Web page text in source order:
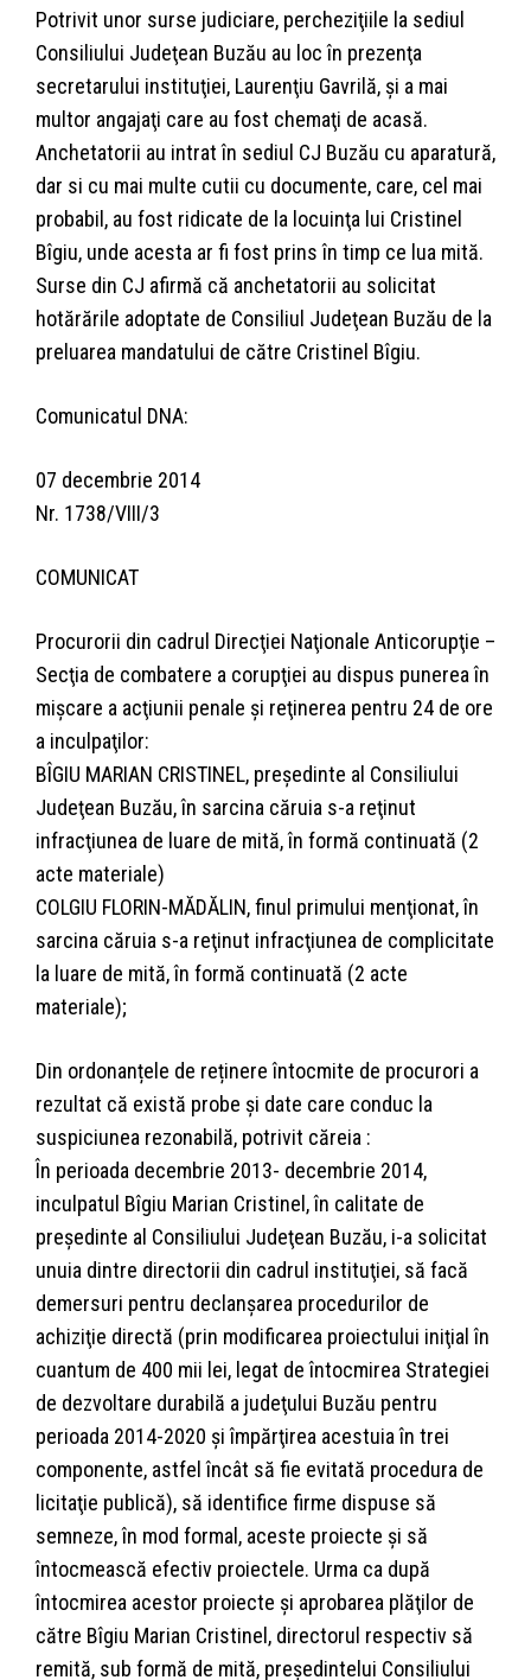
Potrivit unor surse judiciare, percheziţiile la sediul
Consiliului Judeţean Buzău au loc în prezenţa
secretarului instituţiei, Laurenţiu Gavrilă, şi a mai
multor angajaţi care au fost chemaţi de acasă.
Anchetatorii au intrat în sediul CJ Buzău cu aparatură,
dar si cu mai multe cutii cu documente, care, cel mai
probabil, au fost ridicate de la locuinţa lui Cristinel
Bîgiu, unde acesta ar fi fost prins în timp ce lua mită.
Surse din CJ afirmă că anchetatorii au solicitat
hotărările adoptate de Consiliul Judeţean Buzău de la
preluarea mandatului de către Cristinel Bîgiu.
Comunicatul DNA:
07 decembrie 2014
Nr. 1738/VIII/3
COMUNICAT
Procurorii din cadrul Direcţiei Naţionale Anticorupţie –
Secţia de combatere a corupţiei au dispus punerea în
mişcare a acţiunii penale şi reţinerea pentru 24 de ore
a inculpaţilor:
BÎGIU MARIAN CRISTINEL, preşedinte al Consiliului
Judeţean Buzău, în sarcina căruia s-a reţinut
infracţiunea de luare de mită, în formă continuată (2
acte materiale)
COLGIU FLORIN-MĂDĂLIN, finul primului menţionat, în
sarcina căruia s-a reţinut infracţiunea de complicitate
la luare de mită, în formă continuată (2 acte
materiale);
Din ordonanțele de reținere întocmite de procurori a
rezultat că există probe şi date care conduc la
suspiciunea rezonabilă, potrivit căreia :
În perioada decembrie 2013- decembrie 2014,
inculpatul Bîgiu Marian Cristinel, în calitate de
preşedinte al Consiliului Judeţean Buzău, i-a solicitat
unuia dintre directorii din cadrul instituţiei, să facă
demersuri pentru declanşarea procedurilor de
achiziţie directă (prin modificarea proiectului iniţial în
cuantum de 400 mii lei, legat de întocmirea Strategiei
de dezvoltare durabilă a judeţului Buzău pentru
perioada 2014-2020 şi împărţirea acestuia în trei
componente, astfel încât să fie evitată procedura de
licitaţie publică), să identifice firme dispuse să
semneze, în mod formal, aceste proiecte şi să
întocmească efectiv proiectele. Urma ca după
întocmirea acestor proiecte şi aprobarea plăţilor de
către Bîgiu Marian Cristinel, directorul respectiv să
remită, sub formă de mită, preşedintelui Consiliului